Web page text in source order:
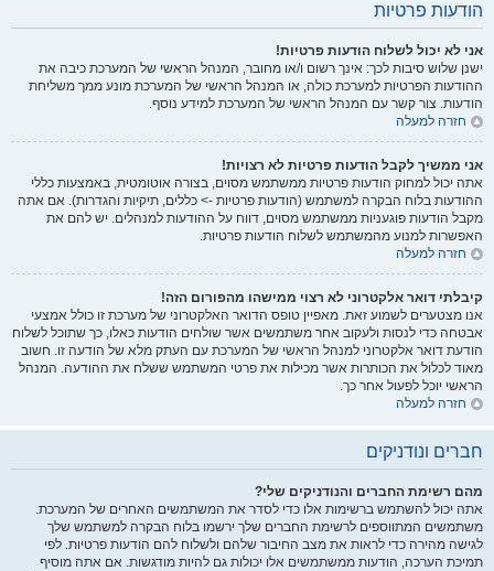
הודעות פרטיות
אני לא יכול לשלוח הודעות פרטיות!
ישנן שלוש סיבות לכך: אינך רשום ו/או מחובר, המנהל הראשי של המערכת כיבה את
ההודעות הפרטיות למערכת כולה, או המנהל הראשי של המערכת מונע ממך משליחת
הודעות. צור קשר עם המנהל הראשי של המערכת למידע נוסף.
חזרה למעלה
אני ממשיך לקבל הודעות פרטיות לא רצויות!
אתה יכול למחוק הודעות פרטיות ממשתמש מסוים, בצורה אוטומטית, באמצעות כללי
ההודעות בלוח הבקרה למשתמש (הודעות פרטיות -> כללים, תיקיות והגדרות). אם אתה
מקבל הודעות פוגעניות ממשתמש מסוים, דווח על ההודעות למנהלים. יש להם את
האפשרות למנוע מהמשתמש לשלוח הודעות פרטיות.
חזרה למעלה
קיבלתי דואר אלקטרוני לא רצוי ממישהו מהפורום הזה!
אנו מצטערים לשמוע זאת. מאפיין טופס הדואר האלקטרוני של מערכת זו כולל אמצעי
אבטחה כדי לנסות ולעקוב אחר משתמשים אשר שולחים הודעות כאלו, כך שתוכל לשלוח
הודעת דואר אלקטרוני למנהל הראשי של המערכת עם העתק מלא של הודעה זו. חשוב
מאוד לכלול את הכותרות אשר מכילות את פרטי המשתמש ששלח את ההודעה. המנהל
הראשי יוכל לפעול אחר כך.
חזרה למעלה
חברים ונודניקים
מהם רשימת החברים והנודניקים שלי?
אתה יכול להשתמש ברשימות אלו כדי לסדר את המשתמשים האחרים של המערכת.
משתמשים המתווספים לרשימת החברים שלך ירשמו בלוח הבקרה למשתמש שלך
לגישה מהירה כדי לראות את מצב החיבור שלהם ולשלוח להם הודעות פרטיות. לפי
תמיכת הערכה, הודעות ממשתמשים אלו יכולות גם להיות מודגשות. אם אתה מוסיף